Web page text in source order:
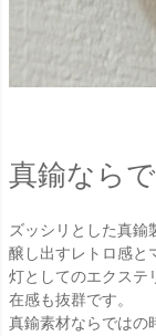
真鍮なら
ズッシリとした真鍮
醸し出すレトロ感と
灯としてのエクステ
在感も抜群です。
真鍮素材ならではの